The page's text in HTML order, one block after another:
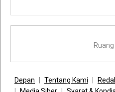
Ruang
Depan Tentang Kami